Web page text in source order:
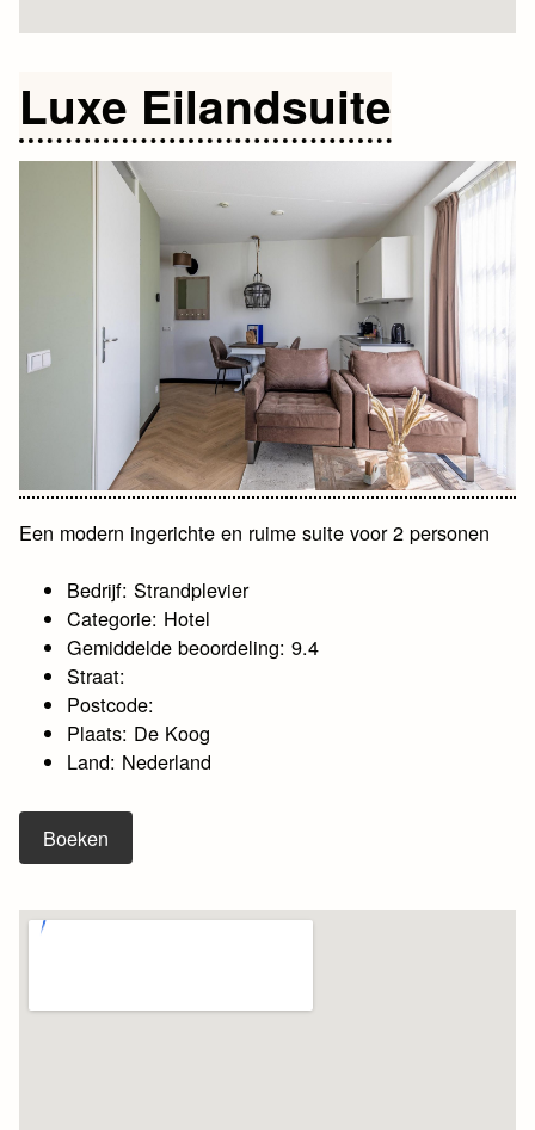
Luxe Eilandsuite
Een modern ingerichte en ruime suite voor 2 personen
Bedrijf: Strandplevier
Categorie: Hotel
Gemiddelde beoordeling: 9.4
Straat:
Postcode:
Plaats: De Koog
Land: Nederland
Boeken